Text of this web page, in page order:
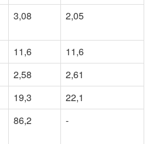
3,08 2,05
11,6
11,6
2,58
2,61
19,3
22,1
86,2 -